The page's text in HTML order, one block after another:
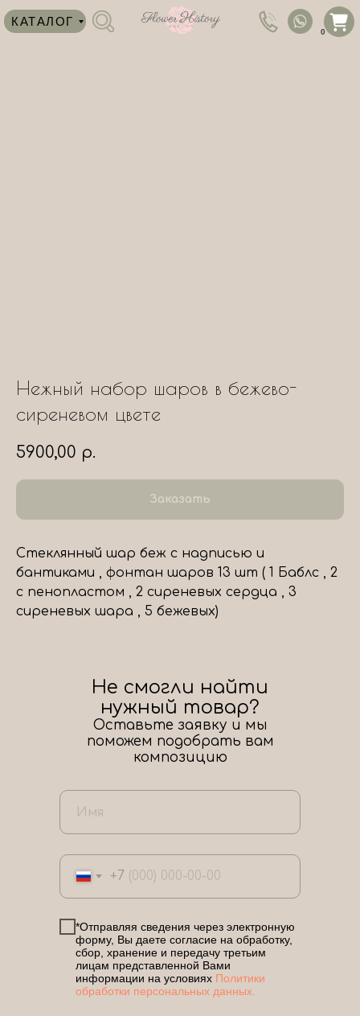
КАТАЛОГ
0
Нежный набор шаров в бежево-
сиреневом цвете
5900,00 р.
Заказать
Стеклянный шар беж с надписью и
бантиками , фонтан шаров 13 шт ( 1 Баблс , 2
с пенопластом , 2 сиреневых сердца , 3
сиреневых шара , 5 бежевых)
+7
*Отправляя сведения через электронную
форму, Вы даете согласие на обработку,
сбор, хранение и передачу третьим
лицам представленной Вами
информации на условиях Политики
обработки персональных данных.
Не смогли найти
нужный товар?
Оставьте заявку и мы
поможем подобрать вам
композицию